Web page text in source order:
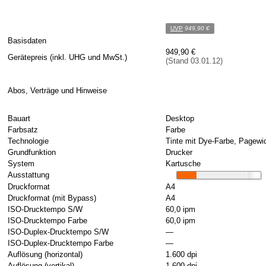
UVP 949,90 €
Basisdaten
Gerätepreis (inkl. UHG und MwSt.)
949,90 €
(Stand 03.01.12)
Abos, Verträge und Hinweise
Bauart
Desktop
Farbsatz
Farbe
Technologie
Tinte mit Dye-Farbe,
Grundfunktion
Drucker
System
Kartusche
Ausstattung
Druckformat
A4
Druckformat (mit Bypass)
A4
ISO-Drucktempo S/W
60,0 ipm
ISO-Drucktempo Farbe
60,0 ipm
ISO-Duplex-Drucktempo S/W
—
ISO-Duplex-Drucktempo Farbe
—
Auflösung (horizontal)
1.600 dpi